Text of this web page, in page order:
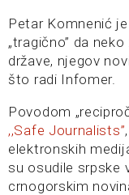
Petar Komnenić
„tragično” da
države, njegov
što radi Infomer.
Povodom
,,Safe Journalists”
elektronskih
su osudile srpske
crnogorskim